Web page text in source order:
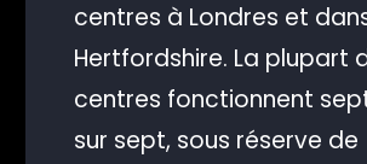
centres à Londres et
Hertfordshire. La plupart
centres fonctionnent
sur sept, sous réserve de